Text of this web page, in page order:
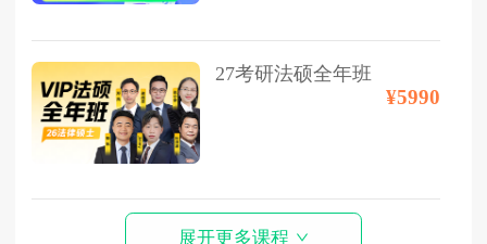
27考研法硕全年班
¥5990
展开更多课程